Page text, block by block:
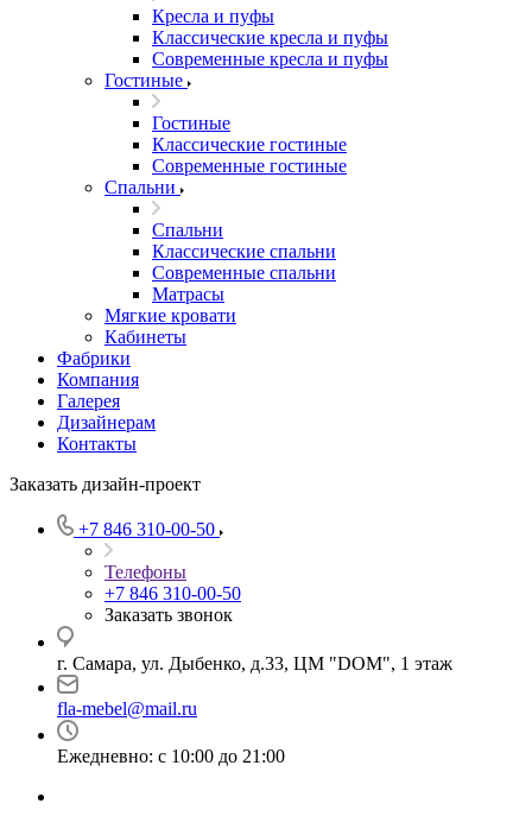
Кресла и пуфы
Классические кресла и пуфы
Современные кресла и пуфы
Гостиные
Гостиные
Классические гостиные
Современные гостиные
Спальни
Спальни
Классические спальни
Современные спальни
Матрасы
Мягкие кровати
Кабинеты
Фабрики
Компания
Галерея
Дизайнерам
Контакты
Заказать дизайн-проект
+7 846 310-00-50
Телефоны
+7 846 310-00-50
Заказать звонок
г. Самара, ул. Дыбенко, д.33, ЦМ "DOM", 1 этаж
fla-mebel@mail.ru
Ежедневно: с 10:00 до 21:00